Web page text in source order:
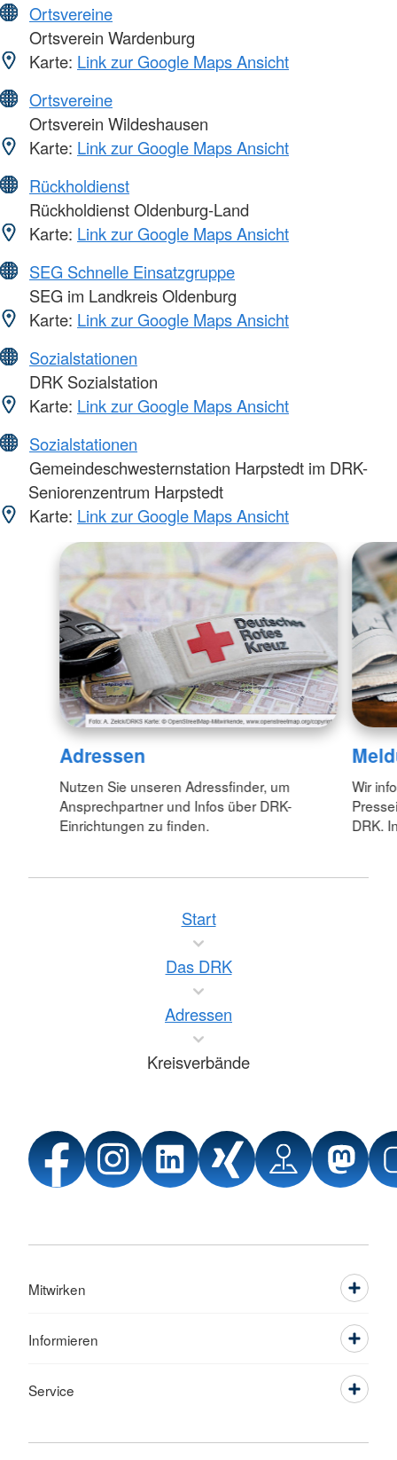
Ortsvereine
Ortsverein Wardenburg
Karte: Link zur Google Maps Ansicht
Ortsvereine
Ortsverein Wildeshausen
Karte: Link zur Google Maps Ansicht
Rückholdienst
Rückholdienst Oldenburg-Land
Karte: Link zur Google Maps Ansicht
SEG Schnelle Einsatzgruppe
SEG im Landkreis Oldenburg
Karte: Link zur Google Maps Ansicht
Sozialstationen
DRK Sozialstation
Karte: Link zur Google Maps Ansicht
Sozialstationen
Gemeindeschwesternstation Harpstedt im DRK-
Seniorenzentrum Harpstedt
Karte: Link zur Google Maps Ansicht
Adressen
Nutzen Sie unseren Adressfinder, um
Ansprechpartner und Infos über DRK-
Einrichtungen zu finden.
Wir
DRK.
Start
Das DRK
Adressen
Kreisverbände
Mitwirken
Informieren
Service